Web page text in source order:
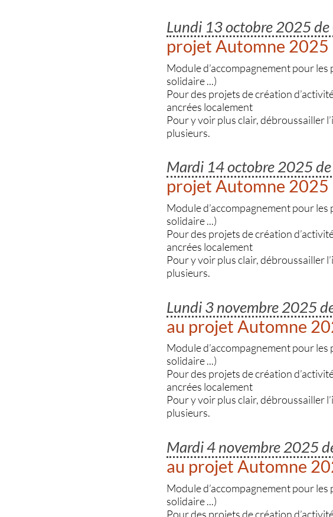
Lundi 13 octobre 2025
projet Automne 2025
Module d’accompagnement pour
solidaire ...)
Pour des projets de création
ancrées localement
Pour y voir plus clair, débroussailler
plusieurs.
Mardi 14 octobre 2025
projet Automne 2025
Module d’accompagnement pour
solidaire ...)
Pour des projets de création
ancrées localement
Pour y voir plus clair, débroussailler
plusieurs.
Lundi 3 novembre 2025
au projet Automne
Module d’accompagnement pour
solidaire ...)
Pour des projets de création
ancrées localement
Pour y voir plus clair, débroussailler
plusieurs.
Mardi 4 novembre 2025
au projet Automne
Module d’accompagnement pour
solidaire ...)
Pour des projets de création